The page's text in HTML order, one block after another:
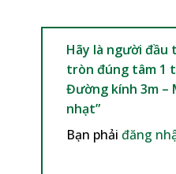
Hãy là người đầu
tròn đúng tâm 1
Đường kính 3m –
nhạt”
Bạn phải đăng